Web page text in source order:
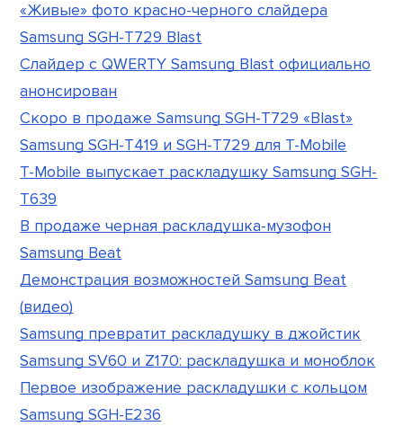
«Живые» фото красно-черного слайдера
Samsung SGH-T729 Blast
Слайдер с QWERTY Samsung Blast официально
анонсирован
Скоро в продаже Samsung SGH-T729 «Blast»
Samsung SGH-T419 и SGH-T729 для T-Mobile
T-Mobile выпускает раскладушку Samsung SGH-
T639
В продаже черная раскладушка-музофон
Samsung Beat
Демонстрация возможностей Samsung Beat
(видео)
Samsung превратит раскладушку в джойстик
Samsung SV60 и Z170: раскладушка и моноблок
Первое изображение раскладушки с кольцом
Samsung SGH-E236